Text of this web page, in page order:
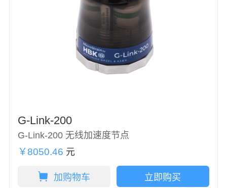
G-Link-200
G-Link-200 无线加速度节点
￥8050.46 元
加购物车 立即购买